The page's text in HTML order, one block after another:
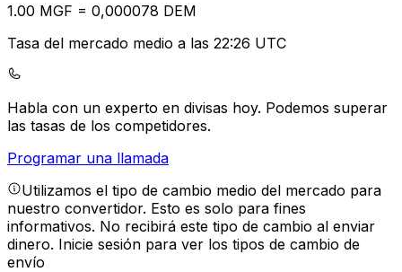
1.00 MGF = 0,000078 DEM
Tasa del mercado medio a las 22:26 UTC
Habla con un experto en divisas hoy. Podemos superar
las tasas de los competidores.
Programar una llamada
Utilizamos el tipo de cambio medio del mercado para
nuestro convertidor. Esto es solo para fines
informativos. No recibirá este tipo de cambio al enviar
dinero. Inicie sesión para ver los tipos de cambio de
envío